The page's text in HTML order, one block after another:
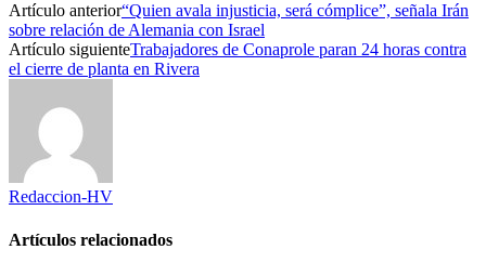
Artículo anterior“Quien avala injusticia, será cómplice”, señala Irán
sobre relación de Alemania con Israel
Artículo siguienteTrabajadores de Conaprole paran 24 horas contra
el cierre de planta en Rivera
Redaccion-HV
Artículos relacionados